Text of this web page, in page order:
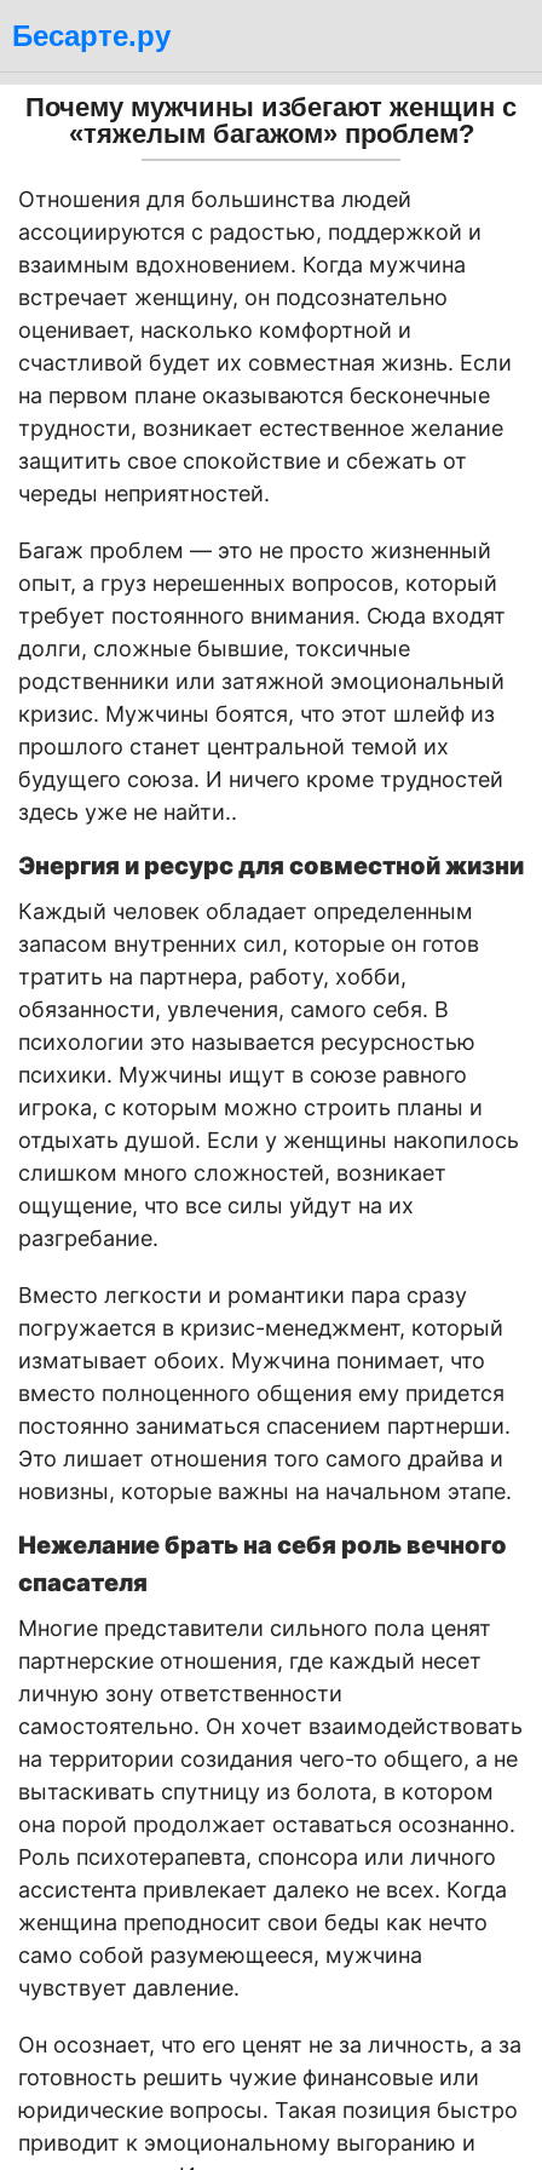
Бесарте.ру
Почему мужчины избегают женщин с
«тяжелым багажом» проблем?
Отношения для большинства людей
ассоциируются с радостью, поддержкой и
взаимным вдохновением. Когда мужчина
встречает женщину, он подсознательно
оценивает, насколько комфортной и
счастливой будет их совместная жизнь. Если
на первом плане оказываются бесконечные
трудности, возникает естественное желание
защитить свое спокойствие и сбежать от
череды неприятностей.
Багаж проблем — это не просто жизненный
опыт, а груз нерешенных вопросов, который
требует постоянного внимания. Сюда входят
долги, сложные бывшие, токсичные
родственники или затяжной эмоциональный
кризис. Мужчины боятся, что этот шлейф из
прошлого станет центральной темой их
будущего союза. И ничего кроме трудностей
здесь уже не найти..
Энергия и ресурс для совместной жизни
Каждый человек обладает определенным
запасом внутренних сил, которые он готов
тратить на партнера, работу, хобби,
обязанности, увлечения, самого себя. В
психологии это называется ресурсностью
психики. Мужчины ищут в союзе равного
игрока, с которым можно строить планы и
отдыхать душой. Если у женщины накопилось
слишком много сложностей, возникает
ощущение, что все силы уйдут на их
разгребание.
Вместо легкости и романтики пара сразу
погружается в кризис-менеджмент, который
изматывает обоих. Мужчина понимает, что
вместо полноценного общения ему придется
постоянно заниматься спасением партнерши.
Это лишает отношения того самого драйва и
новизны, которые важны на начальном этапе.
Нежелание брать на себя роль вечного
спасателя
Многие представители сильного пола ценят
партнерские отношения, где каждый несет
личную зону ответственности
самостоятельно. Он хочет взаимодействовать
на территории созидания чего-то общего, а не
вытаскивать спутницу из болота, в котором
она порой продолжает оставаться осознанно.
Роль психотерапевта, спонсора или личного
ассистента привлекает далеко не всех. Когда
женщина преподносит свои беды как нечто
само собой разумеющееся, мужчина
чувствует давление.
Он осознает, что его ценят не за личность, а за
готовность решить чужие финансовые или
юридические вопросы. Такая позиция быстро
приводит к эмоциональному выгоранию и